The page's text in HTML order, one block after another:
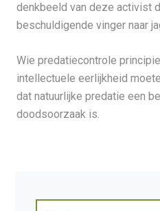
denkbeeld van deze activist
beschuldigende vinger naar
Wie predatiecontrole
intellectuele eerlijkheid
dat natuurlijke predatie een
doodsoorzaak is.